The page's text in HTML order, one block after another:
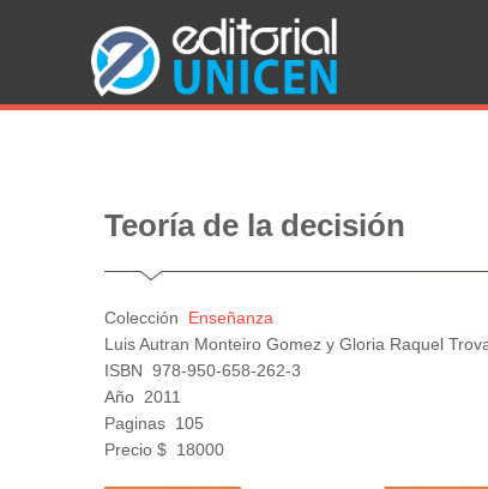
Teoría de la decisión
Colección Enseñanza
Luis Autran Monteiro Gomez y Gloria Raquel
ISBN 978-950-658-262-3
Año 2011
Paginas 105
Precio $ 18000